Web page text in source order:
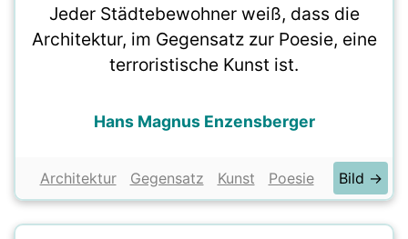
Jeder Städtebewohner weiß, dass die
Architektur, im Gegensatz zur Poesie, eine
terroristische Kunst ist.
Hans Magnus Enzensberger
Architektur Gegensatz Kunst Poesie Bild →